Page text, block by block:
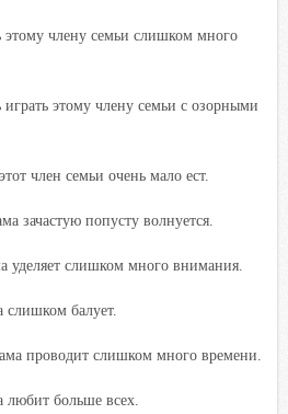
члену семьи слишком много
этому члену семьи с озорными
член семьи очень мало ест.
зачастую попусту волнуется.
уделяет слишком много внимания.
слишком балует.
проводит слишком много времени.
любит больше всех.